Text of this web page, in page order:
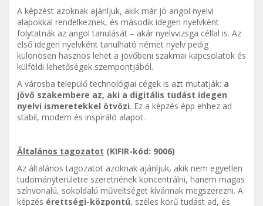
A képzést azoknak ajánljuk, akik már jó angol nyelvi
alapokkal rendelkeznek, és második idegen nyelvként
folytatnák az angol tanulását – akár nyelvvizsga céllal is. Az
első idegen nyelvként tanulható német nyelv pedig
különösen hasznos lehet a jövőbeni szakmai kapcsolatok és
külföldi lehetőségek szempontjából.
A városba települő technológiai cégek is azt mutatják: a
jövő szakembere az, aki a digitális tudást idegen
nyelvi ismeretekkel ötvözi. Ez a képzés épp ehhez ad
stabil, modern és inspiráló alapot.
Általános tagozatot (KIFIR-kód: 9006)
Az általános tagozatot azoknak ajánljuk, akik nem egyetlen
tudományterületre szeretnének koncentrálni, hanem magas
színvonalú, sokoldalú műveltséget kívánnak megszerezni. A
képzés érettségi-központú, széles körű tudást ad, és